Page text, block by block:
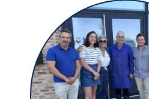
En savoir
Karine
présidence